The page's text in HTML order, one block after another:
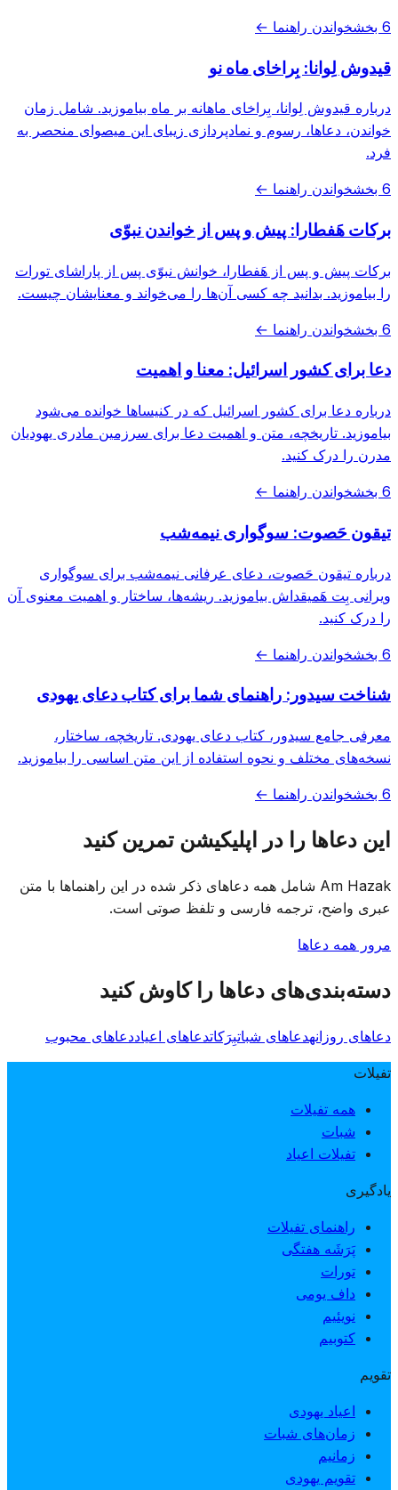
6 بخش خواندن راهنما ←
قیدوش لِوانا: بِراخای ماه نو
درباره قیدوش لِوانا، بِراخای ماهانه بر ماه بیاموزید. شامل زمان
خواندن، دعاها، رسوم و نمادپردازی زیبای این میصوای منحصر به
فرد.
6 بخش خواندن راهنما ←
برکات هَفطارا: پیش و پس از خواندن نبوّی
برکات پیش و پس از هَفطارا، خوانش نبوّی پس از پاراشای تورات
را بیاموزید. بدانید چه کسی آن‌ها را می‌خواند و معنایشان چیست.
6 بخش خواندن راهنما ←
دعا برای کشور اسرائیل: معنا و اهمیت
درباره دعا برای کشور اسرائیل که در کنیساها خوانده می‌شود
بیاموزید. تاریخچه، متن و اهمیت دعا برای سرزمین مادری یهودیان
مدرن را درک کنید.
6 بخش خواندن راهنما ←
تیقون حَصوت: سوگواری نیمه‌شب
درباره تیقون حَصوت، دعای عرفانی نیمه‌شب برای سوگواری
ویرانی بِت هَمیقداش بیاموزید. ریشه‌ها، ساختار و اهمیت معنوی آن
را درک کنید.
6 بخش خواندن راهنما ←
شناخت سیدور: راهنمای شما برای کتاب دعای یهودی
معرفی جامع سیدور، کتاب دعای یهودی. تاریخچه، ساختار،
نسخه‌های مختلف و نحوه استفاده از این متن اساسی را بیاموزید.
6 بخش خواندن راهنما ←
این دعاها را در اپلیکیشن تمرین کنید
Am Hazak شامل همه دعاهای ذکر شده در این راهنماها با متن
عبری واضح، ترجمه فارسی و تلفظ صوتی است.
مرور همه دعاها
دسته‌بندی‌های دعاها را کاوش کنید
دعاهای روزانهدعاهای شباتبِرَکاتدعاهای اعیاددعاهای محبوب
تفیلات
همه تفیلات
شبات
تفیلات اعیاد
یادگیری
راهنمای تفیلات
پَرَشَه هفتگی
تورات
داف یومی
نویئیم
کتوبیم
تقویم
اعیاد یهودی
زمان‌های شبات
زمانیم
تقویم یهودی